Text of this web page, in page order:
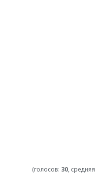
(голосов: 30, средняя